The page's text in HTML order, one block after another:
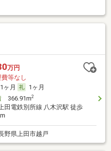
万円
等なし
1ヶ月
1ヶ月
366.91m2
上田電鉄別所線 八木沢駅 徒歩
野県上田市越戸